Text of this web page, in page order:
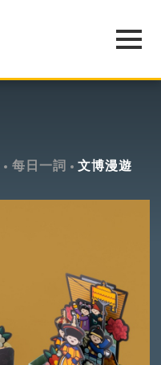
每日一詞 文博漫遊